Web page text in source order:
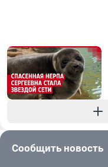
Сообщить новость